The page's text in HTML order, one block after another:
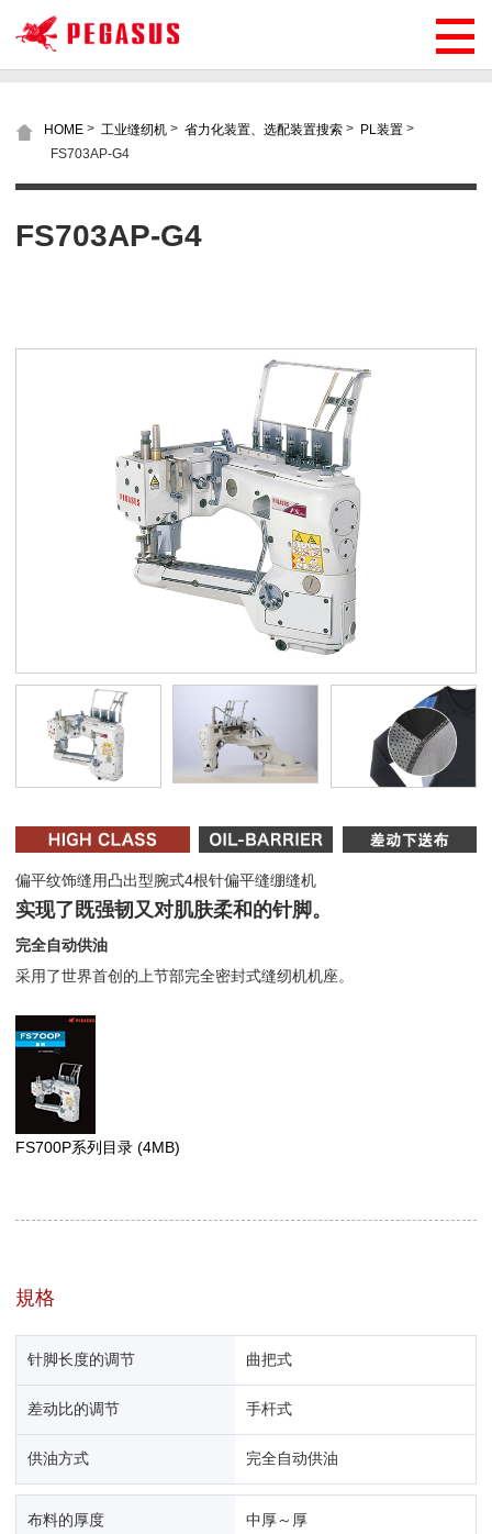
HOME > 工业缝纫机 > 省力化装置、选配装置搜索 > PL装置 >
FS703AP-G4
FS703AP-G4
偏平纹饰缝用凸出型腕式4根针偏平缝绷缝机
实现了既强韧又对肌肤柔和的针脚。
完全自动供油
采用了世界首创的上节部完全密封式缝纫机机座。
FS700P系列目录 (4MB)
規格
针脚长度的调节 曲把式
差动比的调节 手杆式
供油方式 完全自动供油
布料的厚度 中厚～厚